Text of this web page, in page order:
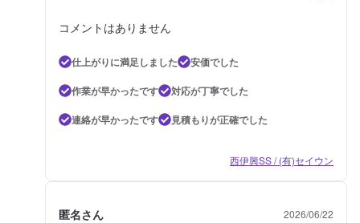
コメントはありません
仕上がりに満足しました
安価でした
作業が早かったです
対応が丁寧でした
連絡が早かったです
見積もりが正確でした
西伊興SS / (有)セイウン
匿名さん 2026/06/22